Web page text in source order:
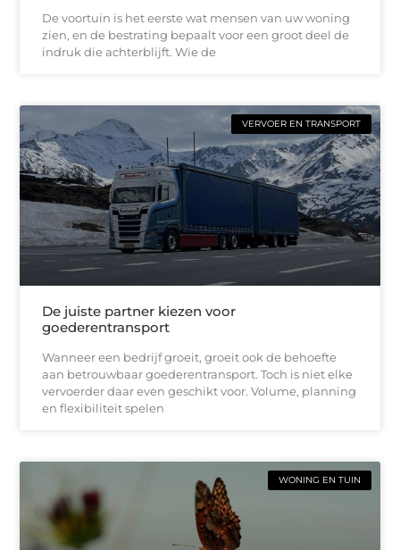
De voortuin is het eerste wat mensen van uw woning
zien, en de bestrating bepaalt voor een groot deel de
indruk die achterblijft. Wie de
VERVOER EN TRANSPORT
De juiste partner kiezen voor
goederentransport
Wanneer een bedrijf groeit, groeit ook de behoefte
aan betrouwbaar goederentransport. Toch is niet elke
vervoerder daar even geschikt voor. Volume, planning
en flexibiliteit spelen
WONING EN TUIN